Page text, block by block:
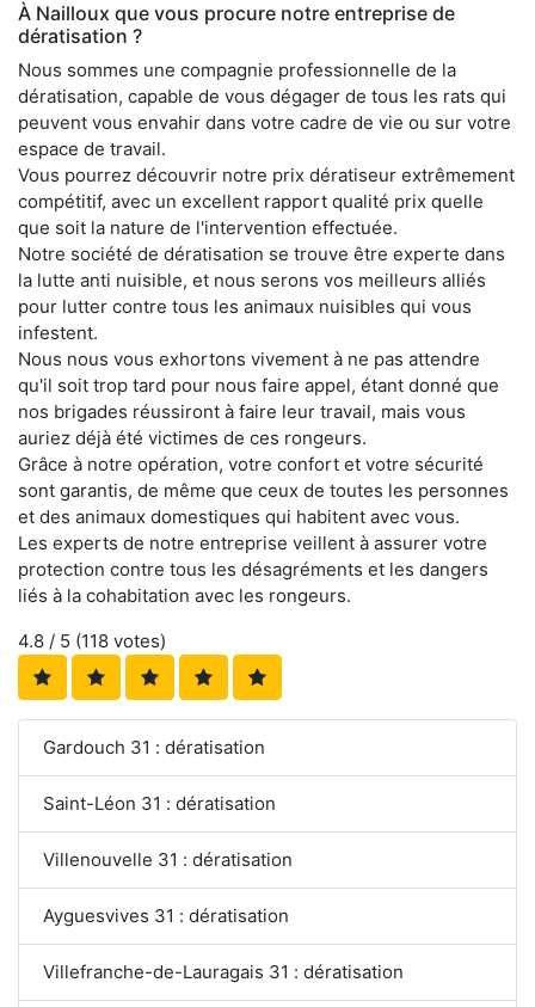
À Nailloux que vous procure notre entreprise de
dératisation ?
Nous sommes une compagnie professionnelle de la
dératisation, capable de vous dégager de tous les rats qui
peuvent vous envahir dans votre cadre de vie ou sur votre
espace de travail.
Vous pourrez découvrir notre prix dératiseur extrêmement
compétitif, avec un excellent rapport qualité prix quelle
que soit la nature de l'intervention effectuée.
Notre société de dératisation se trouve être experte dans
la lutte anti nuisible, et nous serons vos meilleurs alliés
pour lutter contre tous les animaux nuisibles qui vous
infestent.
Nous nous vous exhortons vivement à ne pas attendre
qu'il soit trop tard pour nous faire appel, étant donné que
nos brigades réussiront à faire leur travail, mais vous
auriez déjà été victimes de ces rongeurs.
Grâce à notre opération, votre confort et votre sécurité
sont garantis, de même que ceux de toutes les personnes
et des animaux domestiques qui habitent avec vous.
Les experts de notre entreprise veillent à assurer votre
protection contre tous les désagréments et les dangers
liés à la cohabitation avec les rongeurs.
4.8 / 5 (118 votes)
Gardouch 31 : dératisation
Saint-Léon 31 : dératisation
Villenouvelle 31 : dératisation
Ayguesvives 31 : dératisation
Villefranche-de-Lauragais 31 : dératisation